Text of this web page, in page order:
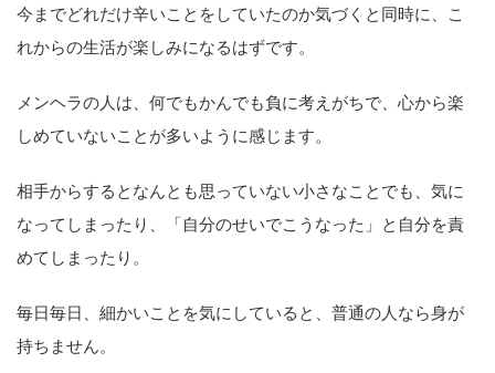
今までどれだけ辛いことをしていたのか気づくと同時に、こ
れからの生活が楽しみになるはずです。
メンヘラの人は、何でもかんでも負に考えがちで、心から楽
しめていないことが多いように感じます。
相手からするとなんとも思っていない小さなことでも、気に
なってしまったり、「自分のせいでこうなった」と自分を責
めてしまったり。
毎日毎日、細かいことを気にしていると、普通の人なら身が
持ちません。